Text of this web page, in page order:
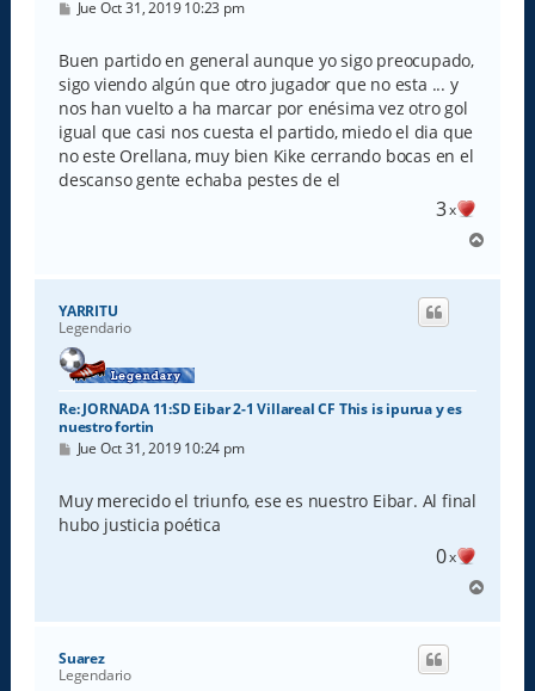
M
s
a
j
e
Jue Oct 31, 2019 10:23 pm
Buen partido en general aunque yo sigo preocupado,
sigo viendo algún que otro jugador que no esta ... y
nos han vuelto a ha marcar por enésima vez otro gol
igual que casi nos cuesta el partido, miedo el dia que
no este Orellana, muy bien Kike cerrando bocas en el
descanso gente echaba pestes de el
3x
r
YARRITU
Legendario
Re: JORNADA 11:SD Eibar 2-1 Villareal CF This is ipurua y es
nuestro fortin
M
s
a
j
Jue Oct 31, 2019 10:24 pm
Muy merecido el triunfo, ese es nuestro Eibar. Al final
hubo justicia poética
0x
r
Suarez
Legendario